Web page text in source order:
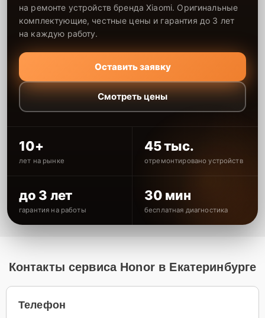
на ремонте устройств бренда Xiaomi. Оригинальные
комплектующие, честные цены и гарантия до 3 лет
на каждую работу.
Оставить заявку
Смотреть цены
10+
лет на рынке
45 тыс.
отремонтировано устройств
до 3 лет
гарантия на работы
30 мин
бесплатная диагностика
Контакты сервиса Honor в Екатеринбурге
Телефон